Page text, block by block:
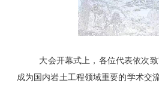
大会开幕式上，各位代表依次
成为国内岩土工程领域重要的学术交